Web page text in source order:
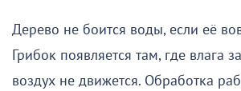
Дерево не боится воды, если её
Грибок появляется там, где влага
воздух не движется. Обработка